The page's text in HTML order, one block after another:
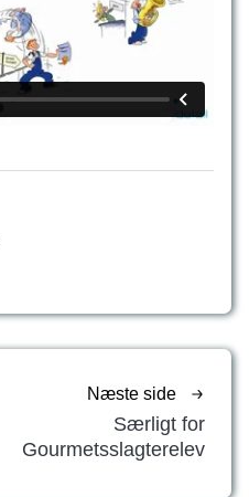
Næste side
Særligt for
Gourmetsslagterelev